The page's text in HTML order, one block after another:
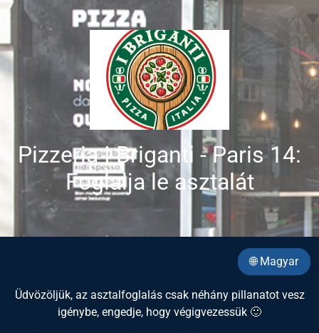
Pizzeria I Briganti - Paris 14:
Foglalja le asztalát
🌐 Magyar
Üdvözöljük, az asztalfoglalás csak néhány pillanatot vesz
igénybe, engedje, hogy végigvezessük 🙂